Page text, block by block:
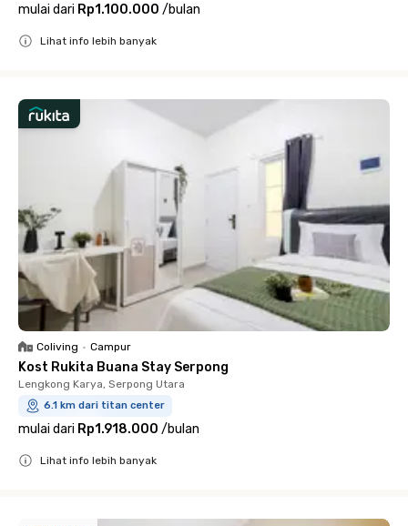
mulai dari Rp1.100.000 /bulan
Lihat info lebih banyak
Coliving • Campur
Kost Rukita Buana Stay Serpong
Lengkong Karya, Serpong Utara
6.1 km dari titan center
mulai dari Rp1.918.000 /bulan
Lihat info lebih banyak